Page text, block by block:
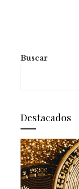
Buscar
Destacados